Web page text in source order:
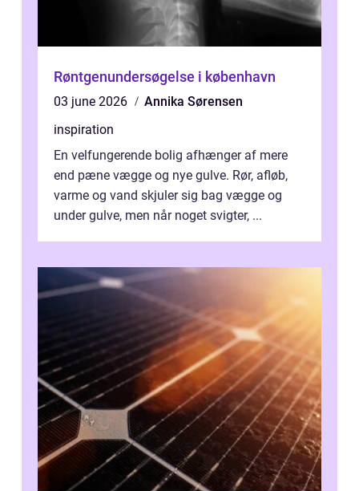
Røntgenundersøgelse i københavn
03 june 2026
Annika Sørensen
inspiration
En velfungerende bolig afhænger af mere
end pæne vægge og nye gulve. Rør, afløb,
varme og vand skjuler sig bag vægge og
under gulve, men når noget svigter, ...